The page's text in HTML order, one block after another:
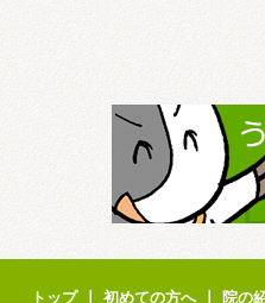
トップ｜ 初めての方へ｜ 院の